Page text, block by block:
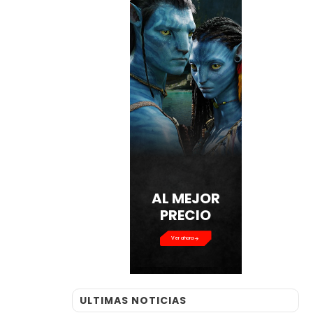
AL MEJOR
PRECIO
Ver ahora
ULTIMAS NOTICIAS